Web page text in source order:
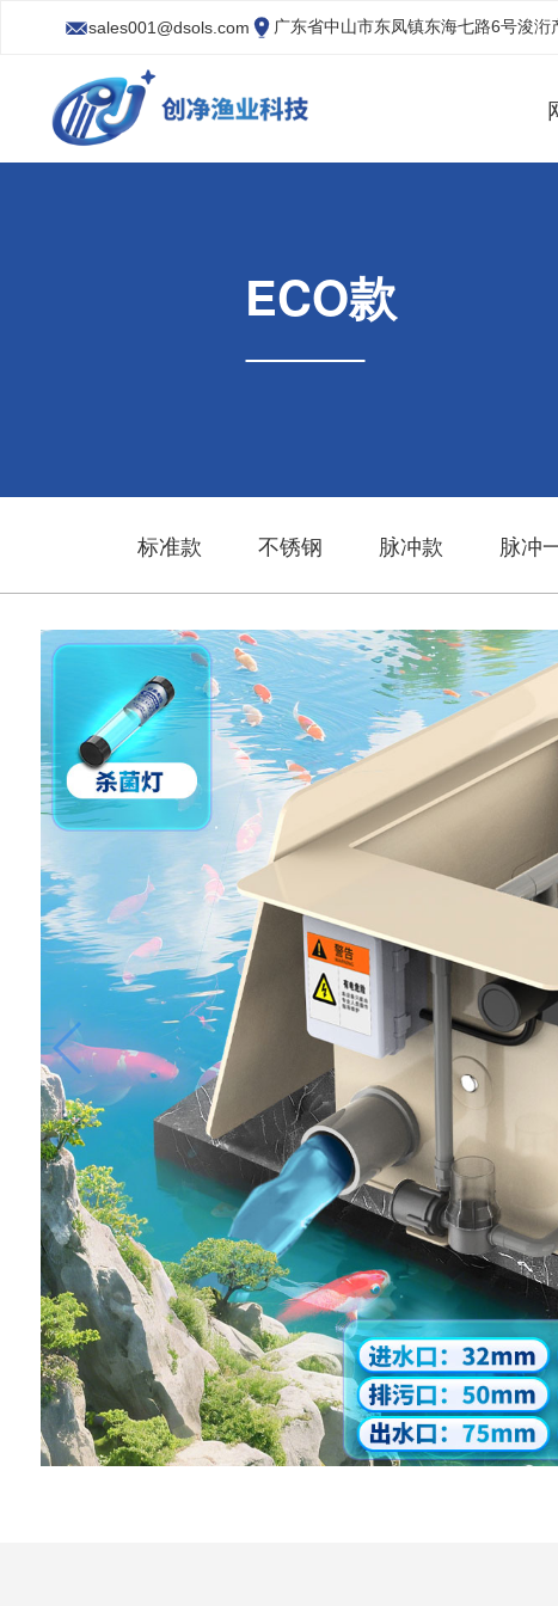
sales001@dsols.com 广东省中山市东凤镇东海七路6号浚洐
ECO款
标准款 不锈钢 脉冲款 脉冲